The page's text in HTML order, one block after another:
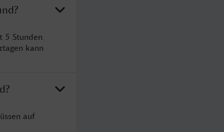
5 Stunden
kann
auf